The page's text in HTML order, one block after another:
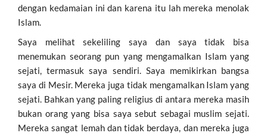
dengan kedamaian ini dan karena itu lah mereka menolak
Islam.
Saya melihat sekeliling saya dan saya tidak bisa
menemukan seorang pun yang mengamalkan Islam yang
sejati, termasuk saya sendiri. Saya memikirkan bangsa
saya di Mesir. Mereka juga tidak mengamalkan Islam yang
sejati. Bahkan yang paling religius di antara mereka masih
bukan orang yang bisa saya sebut sebagai muslim sejati.
Mereka sangat lemah dan tidak berdaya, dan mereka juga